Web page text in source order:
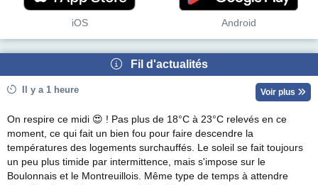
iOS Android
Fil d'actualités
Il y a 1 heure Voir plus
On respire ce midi 😍 ! Pas plus de 18°C à 23°C relevés en ce
moment, ce qui fait un bien fou pour faire descendre la
températures des logements surchauffés. Le soleil se fait toujours
un peu plus timide par intermittence, mais s'impose sur le
Boulonnais et le Montreuillois. Même type de temps à attendre